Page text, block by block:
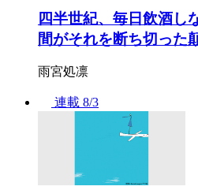
四半世紀、毎日飲酒し
間がそれを断ち切った
雨宮処凛
連載 8/3